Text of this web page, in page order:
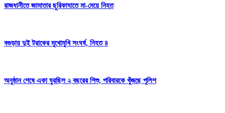
রাজধানীতে জামাতার ছুরিকাঘাতে মা-মেয়ে নিহত
বগুড়ায় দুই ট্রাকের মুখোমুখি সংঘর্ষ, নিহত ৪
অনুষ্ঠান শেষে একা ঘুরছিল ২ বছরের শিশু, পরিবারকে খুঁজছে পুলিশ